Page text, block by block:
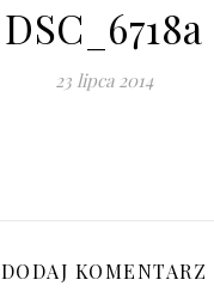
DSC_6718a
23 lipca 2014
DODAJ KOMENTARZ